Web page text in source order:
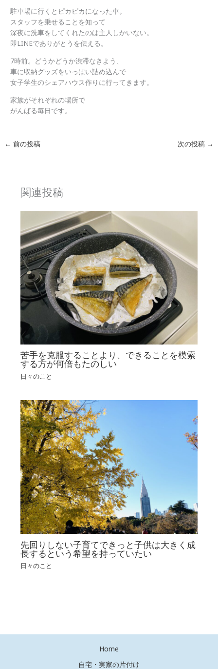
駐車場に行くとピカピカになった車。
スタッフを乗せることを知って
深夜に洗車をしてくれたのは主人しかいない。
即LINEでありがとうを伝える。
7時前。どうかどうか渋滞なきよう、
車に収納グッズをいっぱい詰め込んで
女子学生のシェアハウス作りに行ってきます。
家族がそれぞれの場所で
がんばる毎日です。
← 前の投稿 次の投稿 →
関連投稿
苦手を克服することより、できることを模索
する方が何倍もたのしい
日々のこと
先回りしない子育てできっと子供は大きく成
長するという希望を持っていたい
日々のこと
Home
自宅・実家の片付け